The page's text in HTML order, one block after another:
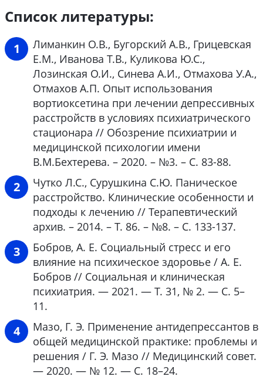
Список литературы:
Лиманкин О.В., Бугорский А.В., Грицевская
Е.М., Иванова Т.В., Куликова Ю.С.,
Лозинская О.И., Синева А.И., Отмахова У.А.,
Отмахов А.П. Опыт использования
вортиоксетина при лечении депрессивных
расстройств в условиях психиатрического
стационара // Обозрение психиатрии и
медицинской психологии имени
В.М.Бехтерева. – 2020. – №3. – С. 83-88.
Чутко Л.С., Сурушкина С.Ю. Паническое
расстройство. Клинические особенности и
подходы к лечению // Терапевтический
архив. – 2014. – Т. 86. – №8. – С. 133-137.
Бобров, А. Е. Социальный стресс и его
влияние на психическое здоровье / А. Е.
Бобров // Социальная и клиническая
психиатрия. — 2021. — Т. 31, № 2. — С. 5–
11.
Мазо, Г. Э. Применение антидепрессантов в
общей медицинской практике: проблемы и
решения / Г. Э. Мазо // Медицинский совет.
— 2020. — № 12. — С. 18–24.